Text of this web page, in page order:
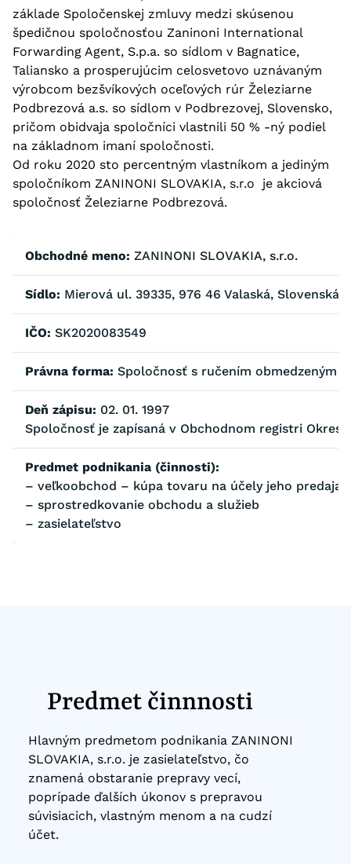
základe Spoločenskej zmluvy medzi skúsenou
špedičnou spoločnosťou Zaninoni International
Forwarding Agent, S.p.a. so sídlom v Bagnatice,
Taliansko a prosperujúcim celosvetovo uznávaným
výrobcom bezšvíkových oceľových rúr Železiarne
Podbrezová a.s. so sídlom v Podbrezovej, Slovensko,
pričom obidvaja spoločníci vlastnili 50 % -ný podiel
na základnom imaní spoločnosti.
Od roku 2020 sto percentným vlastníkom a jediným
spoločníkom ZANINONI SLOVAKIA, s.r.o je akciová
spoločnosť Železiarne Podbrezová.
Obchodné meno: ZANINONI SLOVAKIA, s.r.o.
Sídlo: Mierová ul. 39335, 976 46 Valaská, Slovenská
IČO: SK2020083549
Právna forma: Spoločnosť s ručením obmedzeným
Deň zápisu: 02. 01. 1997
Spoločnosť je zapísaná v Obchodnom registri
Predmet podnikania (činnosti):
– veľkoobchod – kúpa tovaru na účely jeho
– sprostredkovanie obchodu a služieb
– zasielateľstvo
Predmet činnnosti
Hlavným predmetom podnikania ZANINONI
SLOVAKIA, s.r.o. je zasielateľstvo, čo
znamená obstaranie prepravy vecí,
poprípade ďalších úkonov s prepravou
súvisiacich, vlastným menom a na cudzí
účet.